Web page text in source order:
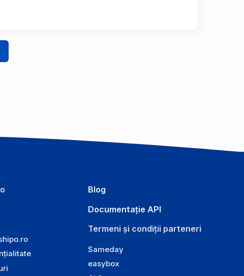
Blog
Documentație API
Termeni și condiții parteneri
Sameday
easybox